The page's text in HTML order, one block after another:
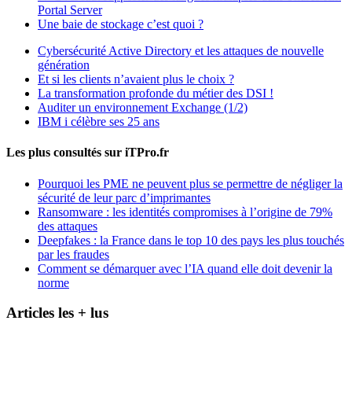
Portal Server
Une baie de stockage c’est quoi ?
Cybersécurité Active Directory et les attaques de nouvelle
génération
Et si les clients n’avaient plus le choix ?
La transformation profonde du métier des DSI !
Auditer un environnement Exchange (1/2)
IBM i célèbre ses 25 ans
Les plus consultés sur iTPro.fr
Pourquoi les PME ne peuvent plus se permettre de négliger la
sécurité de leur parc d’imprimantes
Ransomware : les identités compromises à l’origine de 79%
des attaques
Deepfakes : la France dans le top 10 des pays les plus touchés
par les fraudes
Comment se démarquer avec l’IA quand elle doit devenir la
norme
Articles les + lus